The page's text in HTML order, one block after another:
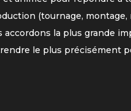
(tournage,
la plus grande
le plus précisément